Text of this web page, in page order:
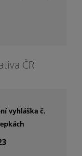
ČR
vyhláška č.